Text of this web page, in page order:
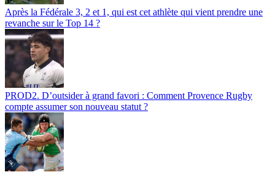
Après la Fédérale 3, 2 et 1, qui est cet athlète qui vient prendre une
revanche sur le Top 14 ?
PROD2. D’outsider à grand favori : Comment Provence Rugby
compte assumer son nouveau statut ?